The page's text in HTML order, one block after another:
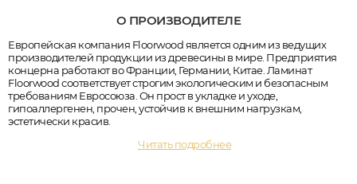
О ПРОИЗВОДИТЕЛЕ
Европейская компания Floorwood является одним из ведущих
производителей продукции из древесины в мире. Предприятия
концерна работают во Франции, Германии, Китае. Ламинат
Floorwood соответствует строгим экологическим и безопасным
требованиям Евросоюза. Он прост в укладке и уходе,
гипоаллергенен, прочен, устойчив к внешним нагрузкам,
эстетически красив.
Читать подробнее